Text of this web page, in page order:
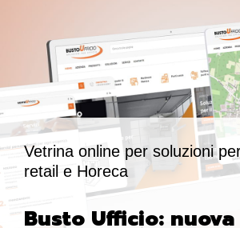
Vetrina online per soluzioni
retail e Horeca
Busto Ufficio: nuova